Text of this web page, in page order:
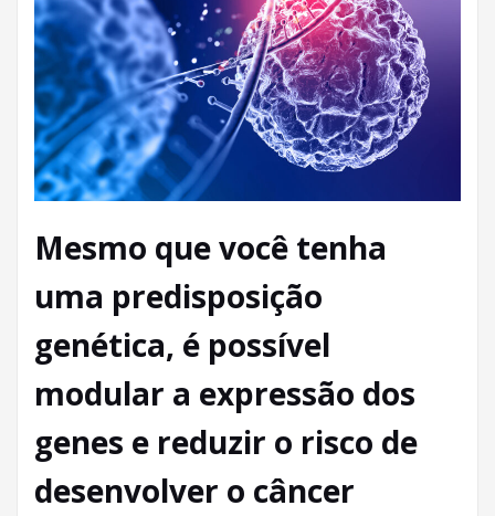
Mesmo que você tenha
uma predisposição
genética, é possível
modular a expressão dos
genes e reduzir o risco de
desenvolver o câncer